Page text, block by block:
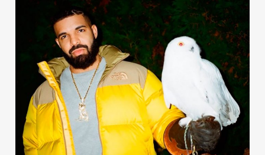
Home
Cover Story
Publicidad
Contacto